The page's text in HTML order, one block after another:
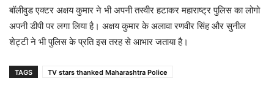
बॉलीवुड एक्टर अक्षय कुमार ने भी अपनी तस्वीर हटाकर महाराष्ट्र पुलिस का लोगो
अपनी डीपी पर लगा लिया है। अक्षय कुमार के अलावा रणवीर सिंह और सुनील
शेट्टी ने भी पुलिस के प्रति इस तरह से आभार जताया है।
TAGS TV stars thanked Maharashtra Police